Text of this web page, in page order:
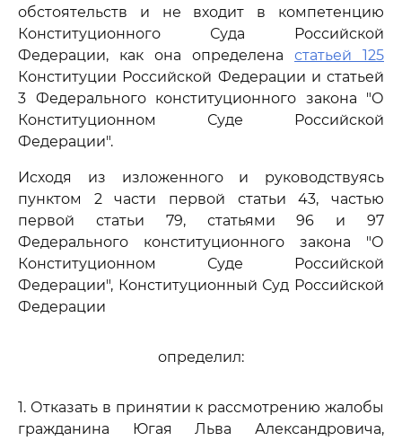
обстоятельств и не входит в компетенцию
Конституционного Суда Российской
Федерации, как она определена статьей 125
Конституции Российской Федерации и статьей
3 Федерального конституционного закона "О
Конституционном Суде Российской
Федерации".
Исходя из изложенного и руководствуясь
пунктом 2 части первой статьи 43, частью
первой статьи 79, статьями 96 и 97
Федерального конституционного закона "О
Конституционном Суде Российской
Федерации", Конституционный Суд Российской
Федерации
определил:
1. Отказать в принятии к рассмотрению жалобы
гражданина Югая Льва Александровича,